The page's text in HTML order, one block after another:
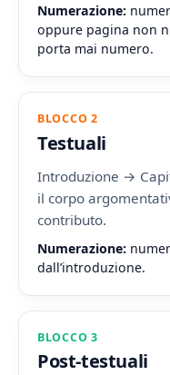
Numerazione:
oppure pagina non
porta mai numero.
BLOCCO 2
Testuali
Introduzione →
il corpo
contributo.
Numerazione:
dall’introduzione.
BLOCCO 3
Post-testuali